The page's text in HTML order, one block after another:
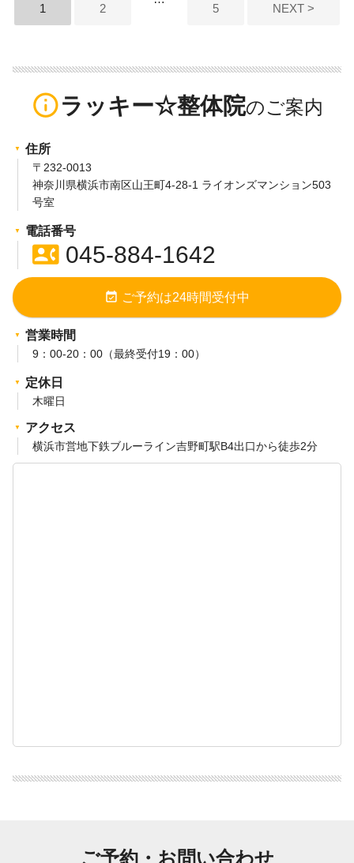
ペ
ジ
1 2 5 NEXT >
info_outlineラッキー☆整体院
住所
〒232-0013
神奈川県横浜市南区山王町4-28-1 ライオンズマンション503
号室
電話番号
contact_phone045-884-1642
event_available ご予約は24時間受付中
営業時間
9：00-20：00（最終受付19：00）
定休日
木曜日
アクセス
横浜市営地下鉄ブルーライン吉野町駅B4出口から徒歩2分
ご予約・お問い合わせ